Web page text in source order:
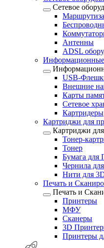
Сетевое
Антенны
ADSL
Информационные
USB-
Внешние
Карты
Сетевое
Картридеры
Картриджи для
Картриджи
Тонер-
Тонер
Бумага для
Чернила
Нити для
Печать и
Печать и
Принтеры
МФУ
Сканеры
3D
Принтеры